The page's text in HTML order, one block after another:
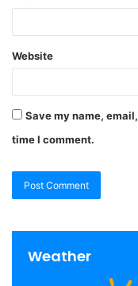
Website
Save my name,
time I comment.
Weather